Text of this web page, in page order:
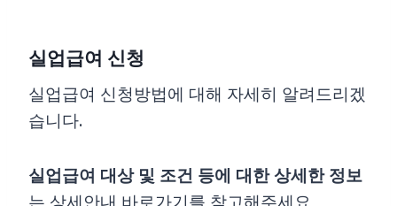
실업급여 신청
실업급여 신청방법에 대해 자세히 알려드리겠
습니다.
실업급여 대상 및 조건 등에 대한 상세한 정보